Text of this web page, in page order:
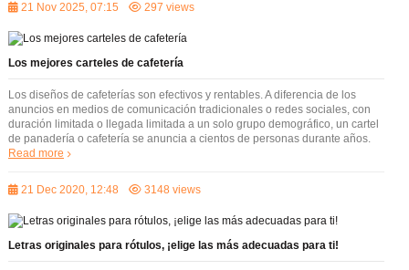
21 Nov 2025, 07:15 297 views
Los mejores carteles de cafetería
Los diseños de cafeterías son efectivos y rentables. A diferencia de los
anuncios en medios de comunicación tradicionales o redes sociales, con
duración limitada o llegada limitada a un solo grupo demográfico, un cartel
de panadería o cafetería se anuncia a cientos de personas durante años.
Read more
21 Dec 2020, 12:48 3148 views
Letras originales para rótulos, ¡elige las más adecuadas para ti!